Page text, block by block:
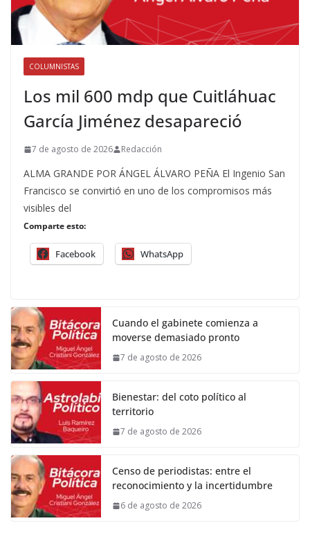
COLUMNISTAS
Los mil 600 mdp que Cuitláhuac
García Jiménez desapareció
7 de agosto de 2026 Redacción
ALMA GRANDE POR ÁNGEL ÁLVARO PEÑA El Ingenio San
Francisco se convirtió en uno de los compromisos más
visibles del
Comparte esto:
Facebook WhatsApp
Cuando el gabinete comienza a
moverse demasiado pronto
7 de agosto de 2026
Bienestar: del coto político al
territorio
7 de agosto de 2026
Censo de periodistas: entre el
reconocimiento y la incertidumbre
6 de agosto de 2026